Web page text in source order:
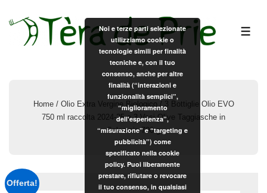
Vai
Home/ Olio Extra Vergine Biologico / 3 Bottiglie Olio EVO
750 ml raccolta 2024-25 e 3 Vasi Olive Taggiasche in
Salamoia 700 g
Offerta!
Noi e terze parti selezionate
utilizziamo cookie o
tecnologie simili per finalità
tecniche e, con il tuo
consenso, anche per altre
finalità (“interazioni e
funzionalità semplici”,
“miglioramento
dell'esperienza”,
“misurazione” e “targeting e
pubblicità”) come
specificato nella cookie
policy. Puoi liberamente
prestare, rifiutare o revocare
il tuo consenso, in qualsiasi